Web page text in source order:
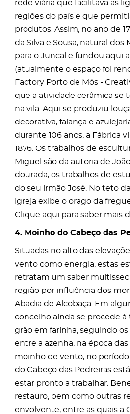
rede viária que facilitava as
regiões do país e que
produtos. Assim, no ano de
da Silva e Sousa, natural dos
para o Juncal e fundou aqui
(atualmente o espaço foi
Factory Porto de Mós -
que a atividade cerâmica se
na vila. Aqui se produziu
decorativa, faiança e
durante 106 anos, a Fábrica
1876. Os trabalhos de
Miguel são da autoria de
dourada, os trabalhos de
do seu irmão José. No teto
igreja exibe o orago da
Clique aqui para saber mais
4. Moinho do Cabeço das
Situadas no alto das
vento como energia, estas
retratam um saber
região por influência dos
Abadia de Alcobaça. Em
concelho ainda se procede à
grão em farinha, seguindo
entre a azenha, na época das
moinho de vento, no período
do Cabeço das Pedreiras
estar pronto a trabalhar.
restauro, bem como outras
envolvente, entre as quais a